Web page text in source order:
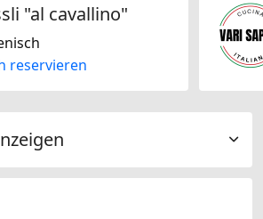
"al cavallino"
reservieren